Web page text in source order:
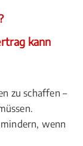
kann
zu schaffen –
wenn